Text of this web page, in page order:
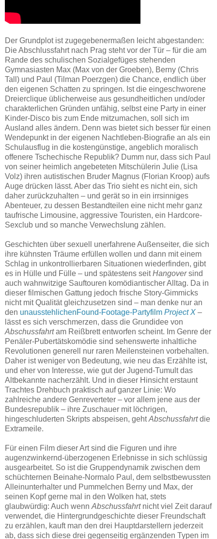
Der Grundplot ist zugegebenermaßen leicht abgestanden:
Die Abschlussfahrt nach Prag steht vor der Tür – für die am
Rande des schulischen Sozialgefüges stehenden
Gymnasiasten Max (Max von der Groeben), Berny (Chris
Tall) und Paul (Tilman Poerzgen) die Chance, endlich über
den eigenen Schatten zu springen. Ist die eingeschworene
Dreierclique üblicherweise aus gesundheitlichen und/oder
charakterlichen Gründen unfähig, selbst eine Party in einer
Kinder-Disco bis zum Ende mitzumachen, soll sich im
Ausland alles ändern. Denn was bietet sich besser für einen
Wendepunkt in der eigenen Nachtleben-Biografie an als ein
Schulausflug in die kostengünstige, angeblich moralisch
offenere Tschechische Republik? Dumm nur, dass sich Paul
von seiner heimlich angebeteten Mitschülerin Julie (Lisa
Volz) ihren autistischen Bruder Magnus (Florian Kroop) aufs
Auge drücken lässt. Aber das Trio sieht es nicht ein, sich
daher zurückzuhalten – und gerät so in ein irrsinniges
Abenteuer, zu dessen Bestandteilen eine nicht mehr ganz
taufrische Limousine, aggressive Touristen, ein Hardcore-
Sexclub und so manche Verwechslung zählen.
Geschichten über sexuell unerfahrene Außenseiter, die sich
ihre kühnsten Träume erfüllen wollen und dann mit einem
Schlag in unkontrollierbaren Situationen wiederfinden, gibt
es in Hülle und Fülle – und spätestens seitHangoversind
auch wahnwitzige Sauftouren komödiantischer Alltag. Da in
dieser filmischen Gattung jedoch frische Story-Gimmicks
nicht mit Qualität gleichzusetzen sind – man denke nur an
den unausstehlichenFound-Footage-Partyfilm Project X –
lässt es sich verschmerzen, dass die Grundidee von
Abschussfahrtam Reißbrett entworfen scheint. Im Genre der
Penäler-Pubertätskomödie sind sehenswerte inhaltliche
Revolutionen generell nur raren Meilensteinen vorbehalten.
Daher ist weniger von Bedeutung, wie neu das Erzählte ist,
und eher von Interesse, wie gut der Jugend-Tumult das
Altbekannte nacherzählt. Und in dieser Hinsicht erstaunt
Trachtes Drehbuch praktisch auf ganzer Linie: Wo
zahlreiche andere Genreverteter – vor allem jene aus der
Bundesrepublik – ihre Zuschauer mit löchrigen,
hingeschluderten Skripts abspeisen, gehtAbschussfahrtdie
Extrameile.
Für einen Film dieser Art sind die Figuren und ihre
augenzwinkernd-überzogenen Erlebnisse in sich schlüssig
ausgearbeitet. So ist die Gruppendynamik zwischen dem
schüchternen Beinahe-Normalo Paul, dem selbstbewussten
Alleinunterhalter und Pummelchen Berny und Max, der
seinen Kopf gerne mal in den Wolken hat, stets
glaubwürdig: Auch wenn Abschussfahrtnicht viel Zeit darauf
verwendet, die Hintergrundgeschichte dieser Freundschaft
zu erzählen, kauft man den drei Hauptdarstellern jederzeit
ab, dass sich diese drei gegenseitig ergänzenden Typen im